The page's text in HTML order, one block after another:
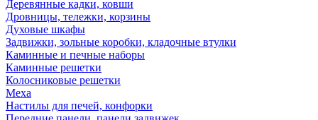
Деревянные кадки, ковши
Дровницы, тележки, корзины
Духовые шкафы
Задвижки, зольные коробки, кладочные втулки
Каминные и печные наборы
Каминные решетки
Колосниковые решетки
Меха
Настилы для печей, конфорки